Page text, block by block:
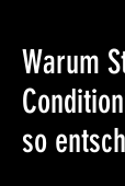
Warum
so